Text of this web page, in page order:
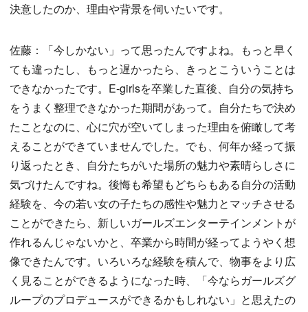
決意したのか、理由や背景を伺いたいです。
佐藤：「今しかない」って思ったんですよね。もっと早く
ても違ったし、もっと遅かったら、きっとこういうことは
できなかったです。E-girlsを卒業した直後、自分の気持ち
をうまく整理できなかった期間があって。自分たちで決め
たことなのに、心に穴が空いてしまった理由を俯瞰して考
えることができていませんでした。でも、何年か経って振
り返ったとき、自分たちがいた場所の魅力や素晴らしさに
気づけたんですね。後悔も希望もどちらもある自分の活動
経験を、今の若い女の子たちの感性や魅力とマッチさせる
ことができたら、新しいガールズエンターテインメントが
作れるんじゃないかと、卒業から時間が経ってようやく想
像できたんです。いろいろな経験を積んで、物事をより広
く見ることができるようになった時、「今ならガールズグ
ループのプロデュースができるかもしれない」と思えたの